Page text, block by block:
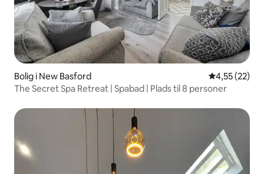
Bolig i New Basford 4,55 ud af 5
4,55 (22)
The Secret Spa Retreat | Spabad | Plads til 8 personer